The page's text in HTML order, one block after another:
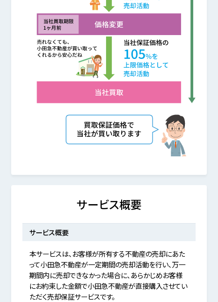
サービス概要
サービス概要
本サービスは、お客様が所有する不動産の売却にあた
って小田急不動産が一定期間の売却活動を行い、万一
期間内に売却できなかった場合に、あらかじめお客様
にお約束した金額で小田急不動産が直接購入させてい
ただく売却保証サービスです。